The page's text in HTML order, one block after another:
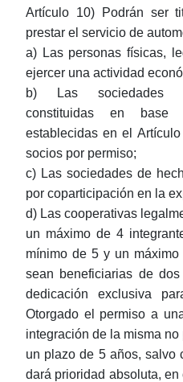
Artículo 10) Podrán ser
prestar el servicio de
a) Las personas físicas,
ejercer una actividad
b) Las sociedades
constituidas en base
establecidas en el
socios por permiso;
c) Las sociedades de
por coparticipación en la
d) Las cooperativas
un máximo de 4
mínimo de 5 y un
sean beneficiarias de
dedicación exclusiva
Otorgado el permiso a
integración de la misma
un plazo de 5 años, salvo
dará prioridad absoluta,